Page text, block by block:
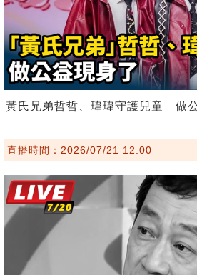
黃氏兄弟哲哲、瑋瑋守護兒童 做
直播時間：2026/07/21 12:00